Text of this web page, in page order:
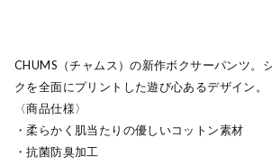
CHUMS（チャムス）の新作ボクサーパンツ。
クを全面にプリントした遊び心あるデザイン。
〈商品仕様〉
・柔らかく肌当たりの優しいコットン素材
・抗菌防臭加工